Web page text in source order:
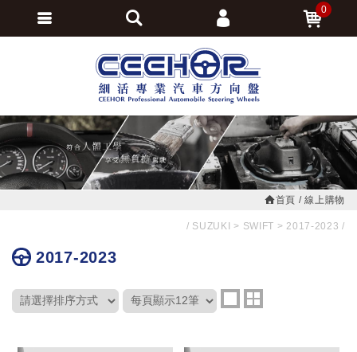
首頁 線上購物
SUZUKI SWIFT 2017-2023
2017-2023
0
會員登入
會員註冊
訂單查詢
追蹤清單
繁體中文